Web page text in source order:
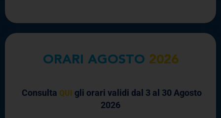
VAI
ORARI AGOSTO 2026
Consulta QUI gli orari validi dal 3 al 30 Agosto
2026